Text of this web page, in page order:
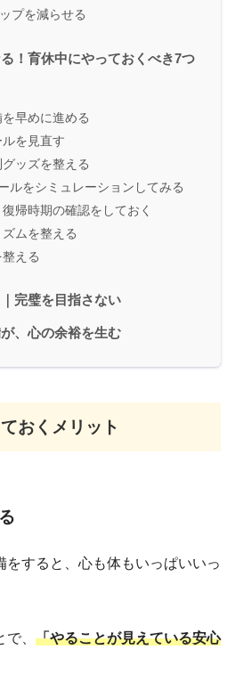
プを減らせる
！育休中にやっておくべき7つ
早めに進める
を見直す
ッズを整える
ルをシミュレーションしてみる
帰時期の確認をしておく
ムを整える
える
完璧を目指さない
、心の余裕を生む
おくメリット
をすると、心も体もいっぱいいっ
、 「やることが見えている安心